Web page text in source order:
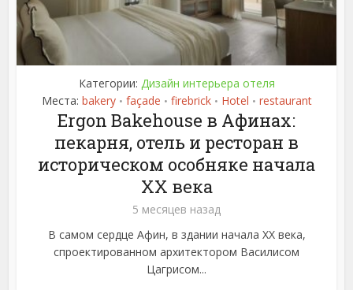
Категории: Дизайн интерьера отеля
Места: bakery • façade • firebrick • Hotel • restaurant
Ergon Bakehouse в Афинах:
пекарня, отель и ресторан в
историческом особняке начала
XX века
5 месяцев назад
В самом сердце Афин, в здании начала XX века,
спроектированном архитектором Василисом
Цагрисом...